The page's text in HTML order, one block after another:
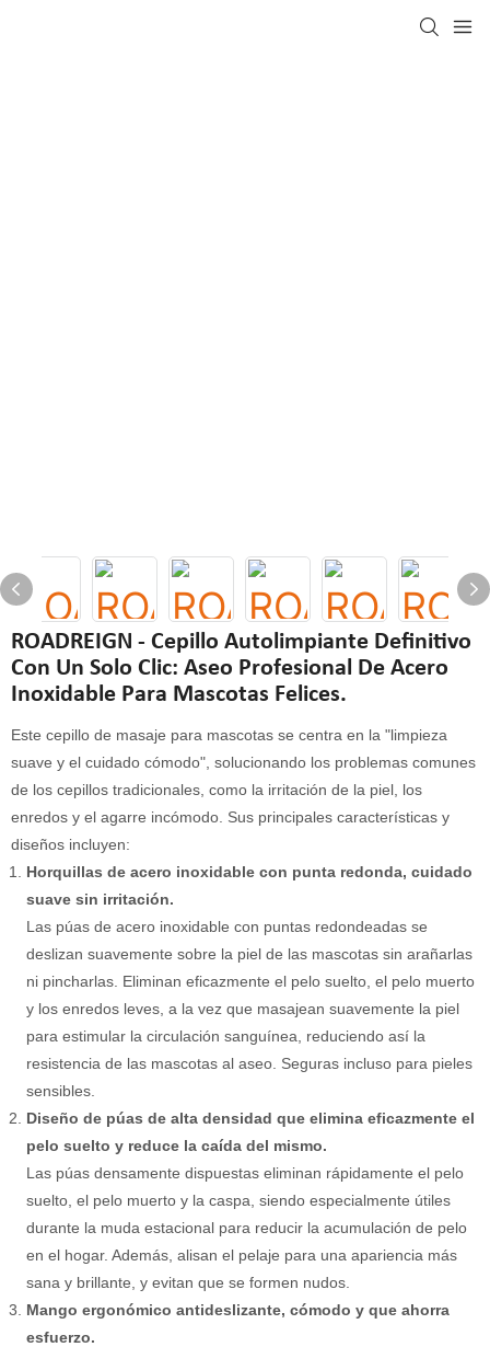
ROADREIGN - Cepillo Autolimpiante Definitivo
Con Un Solo Clic: Aseo Profesional De Acero
Inoxidable Para Mascotas Felices.
Este cepillo de masaje para mascotas se centra en la "limpieza
suave y el cuidado cómodo", solucionando los problemas comunes
de los cepillos tradicionales, como la irritación de la piel, los
enredos y el agarre incómodo. Sus principales características y
diseños incluyen:
Horquillas de acero inoxidable con punta redonda, cuidado
suave sin irritación.
Las púas de acero inoxidable con puntas redondeadas se
deslizan suavemente sobre la piel de las mascotas sin arañarlas
ni pincharlas. Eliminan eficazmente el pelo suelto, el pelo muerto
y los enredos leves, a la vez que masajean suavemente la piel
para estimular la circulación sanguínea, reduciendo así la
resistencia de las mascotas al aseo. Seguras incluso para pieles
sensibles.
Diseño de púas de alta densidad que elimina eficazmente el
pelo suelto y reduce la caída del mismo.
Las púas densamente dispuestas eliminan rápidamente el pelo
suelto, el pelo muerto y la caspa, siendo especialmente útiles
durante la muda estacional para reducir la acumulación de pelo
en el hogar. Además, alisan el pelaje para una apariencia más
sana y brillante, y evitan que se formen nudos.
Mango ergonómico antideslizante, cómodo y que ahorra
esfuerzo.